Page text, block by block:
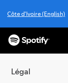
Côte d'Ivoire (English)
Légal